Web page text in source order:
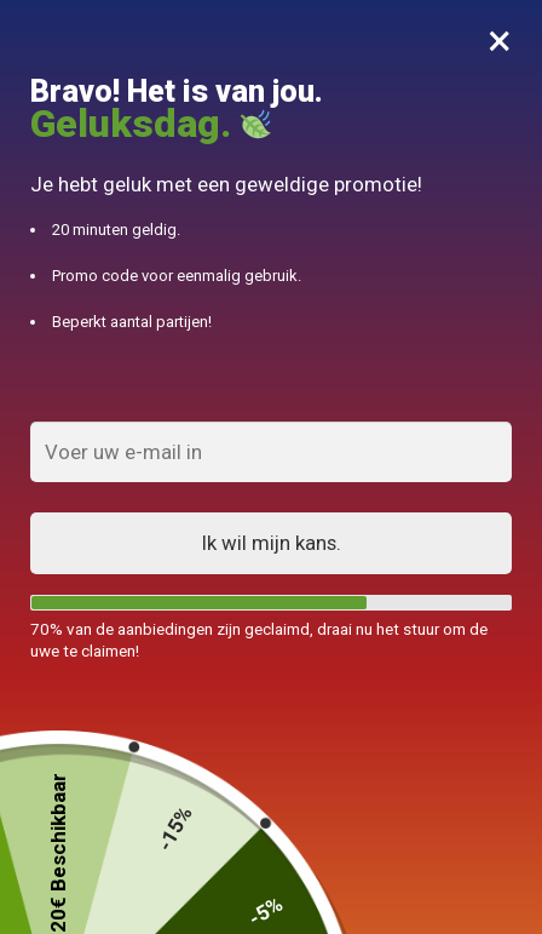
0
10% aangeboden voor 50€ aankopen met DJINN-code10
Engeland
FILTERS TONEN
Waterkoker met Sifflet
89,00
Keuze van de opties
×
Bravo! Het is van jou.
Geluksdag.
Je hebt geluk met een geweldige promotie!
20 minuten geldig.
Promo code voor eenmalig gebruik.
Beperkt aantal partijen!
Ik wil mijn kans.
70% van de aanbiedingen zijn geclaimd, draai nu het stuur om de
uwe te claimen!
20€ Beschikbaar -15%
-5%